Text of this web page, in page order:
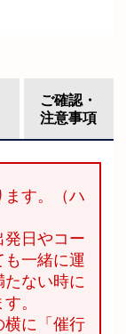
ご確認・
注意事項
ます。（ハ
発日やコー
も一緒に運
ない時に
。
横に「催行